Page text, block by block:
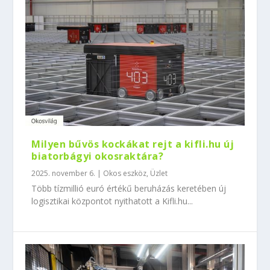
Milyen bűvös kockákat rejt a kifli.hu új
biatorbágyi okosraktára?
2025. november 6. | Okos eszköz, Üzlet
Több tízmillió euró értékű beruházás keretében új
logisztikai központot nyithatott a Kifli.hu...